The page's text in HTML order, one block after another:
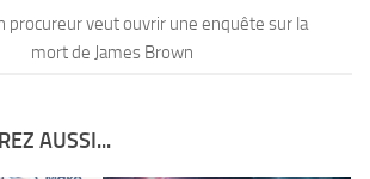
procureur veut ouvrir une enquête sur la
mort de James Brown
AUSSI...